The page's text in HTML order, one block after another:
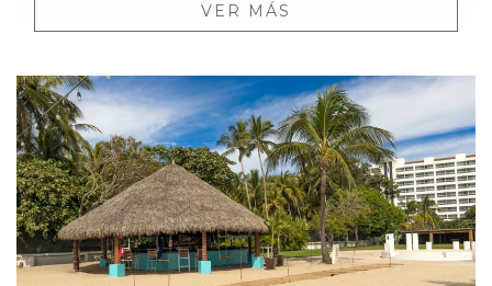
VER MÁS